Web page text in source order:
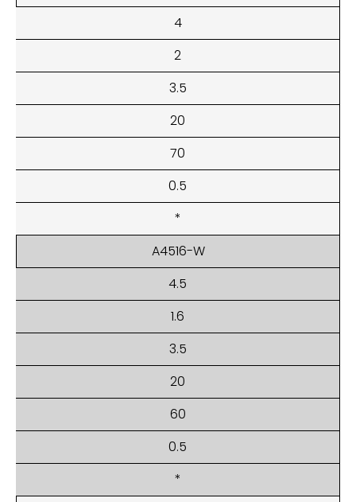
4
2
3.5
20
70
0.5
*
A4516-W
4.5
1.6
3.5
20
60
0.5
*